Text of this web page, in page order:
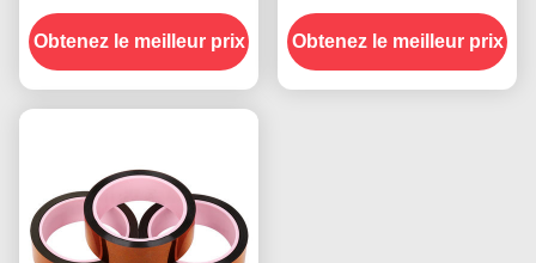
l'impression sur le devant
Obtenez le meilleur prix
résistance à l'humidité et
résistance au pelage de
2,5 N/25 mm
Obtenez le meilleur prix